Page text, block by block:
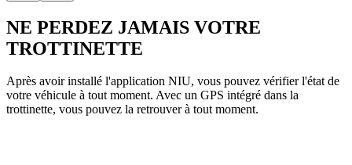
NE PERDEZ JAMAIS VOTRE
TROTTINETTE
Après avoir installé l'application NIU, vous pouvez vérifier l'état de
votre véhicule à tout moment. Avec un GPS intégré dans la
trottinette, vous pouvez la retrouver à tout moment.